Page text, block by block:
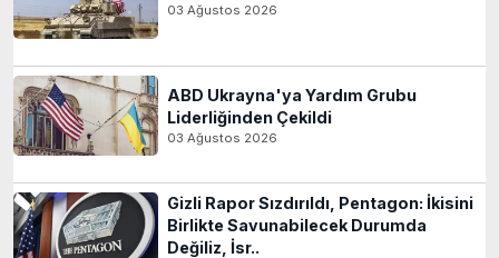
03 Ağustos 2026
ABD Ukrayna'ya Yardım Grubu
Liderliğinden Çekildi
03 Ağustos 2026
Gizli Rapor Sızdırıldı, Pentagon: İkisini
Birlikte Savunabilecek Durumda
Değiliz, İsr..